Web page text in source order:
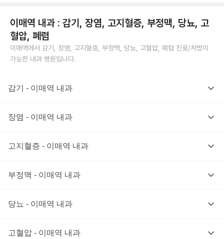
이매역 내과 : 감기, 장염, 고지혈증, 부정맥, 당뇨, 고
혈압, 폐렴
이매역에서 감기, 장염, 고지혈증, 부정맥, 당뇨, 고혈압, 폐렴 진료/처방이
가능한 내과 병원입니다.
감기 - 이매역 내과
장염 - 이매역 내과
고지혈증 - 이매역 내과
부정맥 - 이매역 내과
당뇨 - 이매역 내과
고혈압 - 이매역 내과